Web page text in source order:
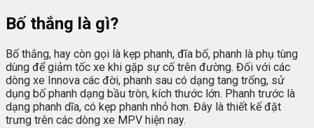
Bố thắng là gì?
Bố thắng, hay còn gọi là kẹp phanh, đĩa bố, phanh là phụ tùng
dùng để giảm tốc xe khi gặp sự cố trên đường. Đối với các
dòng xe Innova các đời, phanh sau có dạng tang trống, sử
dụng bố phanh dạng bầu tròn, kích thước lớn. Phanh trước là
dạng phanh dĩa, có kẹp phanh nhỏ hơn. Đây là thiết kế đặt
trưng trên các dòng xe MPV hiện nay.